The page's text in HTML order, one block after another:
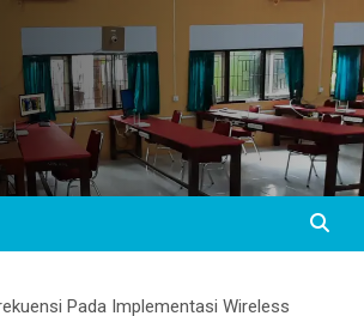
1 KLATEN
Pada Implementasi Wireless